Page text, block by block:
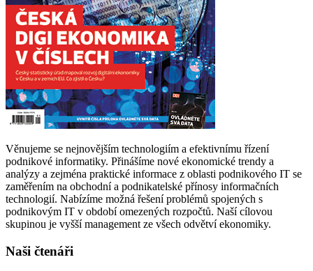
Věnujeme se nejnovějším technologiím a efektivnímu řízení
podnikové informatiky. Přinášíme nové ekonomické trendy a
analýzy a zejména praktické informace z oblasti podnikového IT se
zaměřením na obchodní a podnikatelské přínosy informačních
technologií. Nabízíme možná řešení problémů spojených s
podnikovým IT v období omezených rozpočtů. Naší cílovou
skupinou je vyšší management ze všech odvětví ekonomiky.
Naši čtenáři